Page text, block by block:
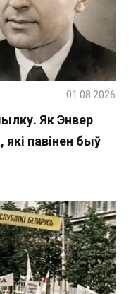
Як Энвер
павінен быў
01.08.2026